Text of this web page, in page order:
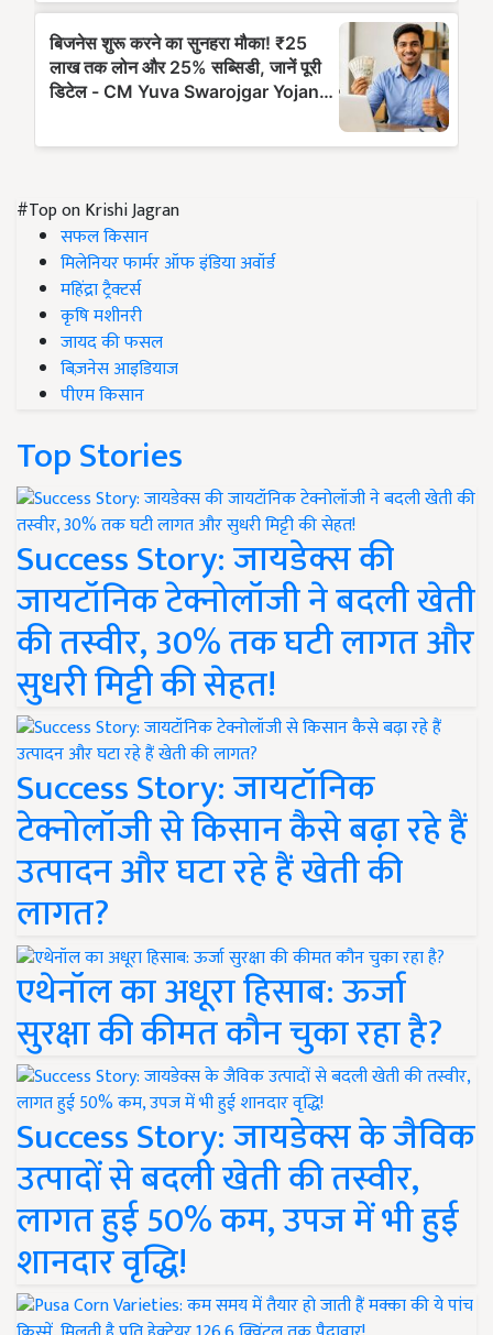
#Top on Krishi Jagran
सफल किसान
मिलेनियर फार्मर ऑफ इंडिया अवॉर्ड
महिंद्रा ट्रैक्टर्स
कृषि मशीनरी
जायद की फसल
बिज़नेस आइडियाज
पीएम किसान
Top Stories
Success Story: जायडेक्स की
जायटॉनिक टेक्नोलॉजी ने बदली खेती
की तस्वीर, 30% तक घटी लागत और
सुधरी मिट्टी की सेहत!
Success Story: जायटॉनिक
टेक्नोलॉजी से किसान कैसे बढ़ा रहे हैं
उत्पादन और घटा रहे हैं खेती की
लागत?
एथेनॉल का अधूरा हिसाब: ऊर्जा
सुरक्षा की कीमत कौन चुका रहा है?
Success Story: जायडेक्स के जैविक
उत्पादों से बदली खेती की तस्वीर,
लागत हुई 50% कम, उपज में भी हुई
शानदार वृद्धि!